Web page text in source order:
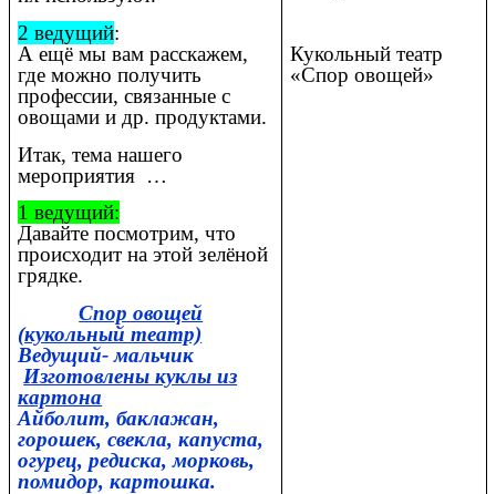
2 ведущий:
А ещё мы вам расскажем,
где можно получить
профессии, связанные с
овощами и др. продуктами.
Итак, тема нашего
мероприятия …
1 ведущий:
Давайте посмотрим, что
происходит на этой зелёной
грядке.
Спор овощей
(кукольный театр)
Ведущий- мальчик
Изготовлены куклы из
картона
Айболит, баклажан,
горошек, свекла, капуста,
огурец, редиска, морковь,
помидор, картошка.
Кукольный театр
«Спор овощей»